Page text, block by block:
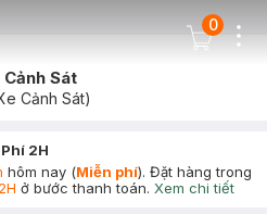
Cart Icon
0
Sát
Cảnh Sát)
2H
hôm nay (Miễn phí). Đặt hàng trong
2H ở bước thanh toán. Xem chi tiết